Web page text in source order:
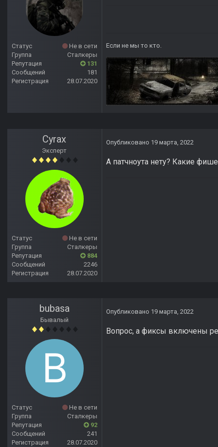
Статус
Не в сети
Группа
Сталкеры
Репутация
131
Сообщений
181
Регистрация
28.07.2020
Если не мы то кто.
Cyrax
Эксперт
Статус
Не в сети
Группа
Сталкеры
Репутация
884
Сообщений
2246
Регистрация
28.07.2020
Опубликовано 19 марта, 2022
А патчноута нету? Какие
bubasa
Бывалый
Статус
Не в сети
Группа
Сталкеры
Репутация
92
Сообщений
241
Регистрация
28.07.2020
Опубликовано 19 марта, 2022
Вопрос, а фиксы включены